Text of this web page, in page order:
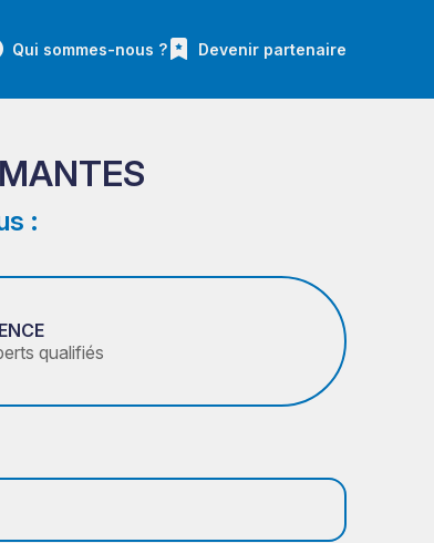
Qui sommes-nous ? Devenir partenaire
:
qualifiés